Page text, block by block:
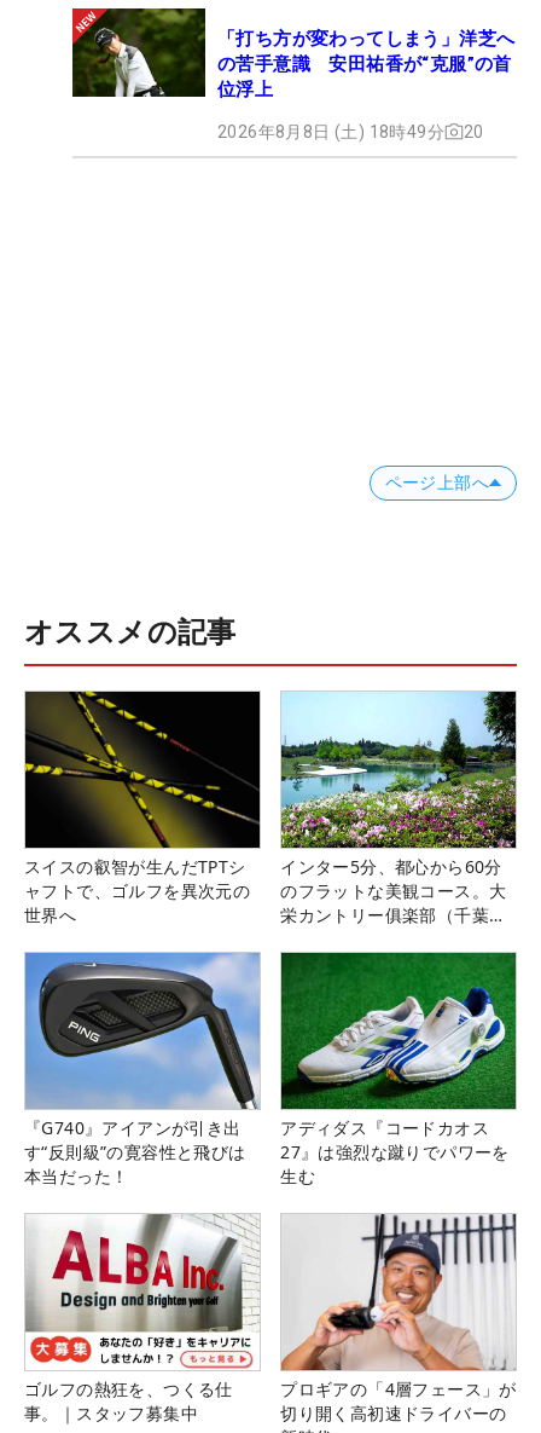
「打ち方が変わってしまう」洋芝へ
の苦手意識 安田祐香が“克服”の首
位浮上
2026年8月8日 (土) 18時49分 20
ページ上部へ
オススメの記事
スイスの叡智が生んだTPTシ
ャフトで、ゴルフを異次元の
世界へ
インター5分、都心から60分
のフラットな美観コース。大
栄カントリー俱楽部（千葉
『G740』アイアンが引き出
す“反則級”の寛容性と飛びは
本当だった！
アディダス『コードカオス
27』は強烈な蹴りでパワーを
生む
ゴルフの熱狂を、つくる仕
事。｜スタッフ募集中
プロギアの「4層フェース」が
切り開く高初速ドライバーの